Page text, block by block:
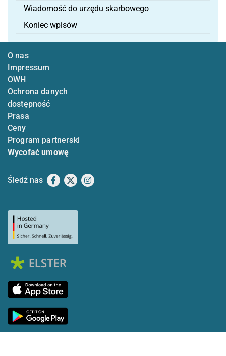
Wiadomość do urzędu skarbowego
Koniec wpisów
O nas
Impressum
OWH
Ochrona danych
dostępność
Prasa
Ceny
Program partnerski
Wycofać umowę
Śledź nas Facebook
X Instagram